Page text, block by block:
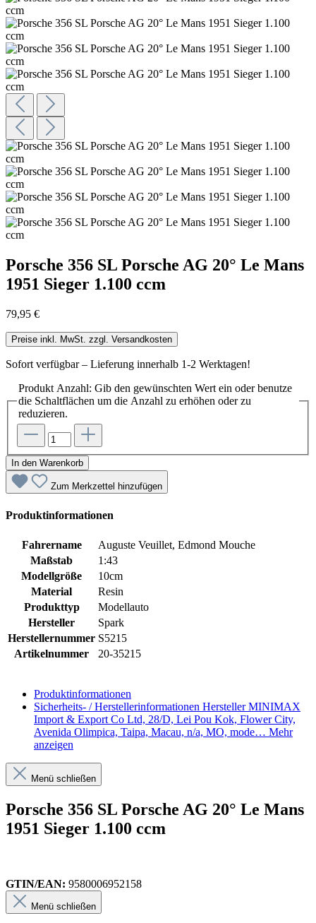
Porsche 356 SL Porsche AG 20° Le Mans
1951 Sieger 1.100 ccm
79,95 €
Preise inkl. MwSt. zzgl. Versandkosten
Sofort verfügbar – Lieferung innerhalb 1-2 Werktagen!
Produkt Anzahl: Gib den gewünschten Wert ein oder benutze
die Schaltflächen um die Anzahl zu erhöhen oder zu
reduzieren.
In den Warenkorb
Zum Merkzettel hinzufügen
Produktinformationen
Fahrername
Auguste Veuillet, Edmond Mouche
Maßstab
1:43
Modellgröße
10cm
Material
Resin
Produkttyp
Modellauto
Hersteller
Spark
Herstellernummer S5215
Artikelnummer
20-35215
Produktinformationen
Sicherheits- / Herstellerinformationen Hersteller MINIMAX
Import & Export Co Ltd, 28/D, Lei Pou Kok, Flower City,
Avenida Olimpica, Taipa, Macau, n/a, MO, mode… Mehr
anzeigen
Menü schließen
Porsche 356 SL Porsche AG 20° Le Mans
1951 Sieger 1.100 ccm
GTIN/EAN: 9580006952158
Menü schließen